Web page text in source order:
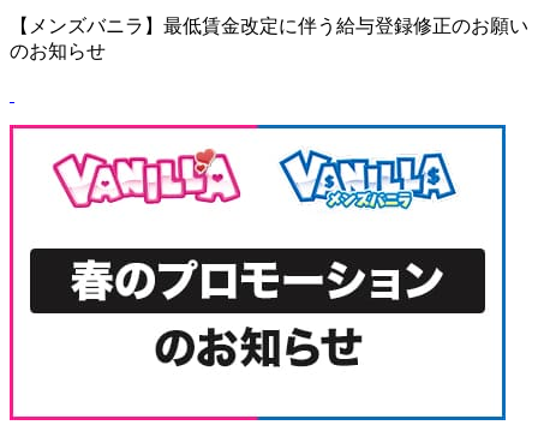
【メンズバニラ】最低賃金改定に伴う給与登録修正のお願い
のお知らせ